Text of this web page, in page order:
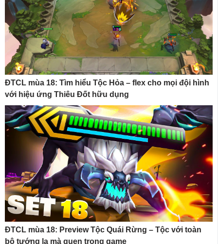
ĐTCL mùa 18: Tìm hiểu Tộc Hỏa – flex cho mọi đội hình
với hiệu ứng Thiêu Đốt hữu dụng
ĐTCL mùa 18: Preview Tộc Quái Rừng – Tộc với toàn
bộ tướng lạ mà quen trong game